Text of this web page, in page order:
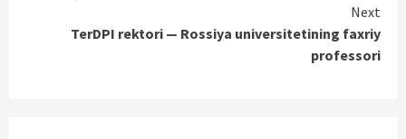
Next
TerDPI rektori — Rossiya universitetining faxriy
professori